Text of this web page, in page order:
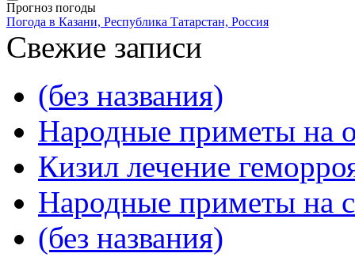
Прогноз погоды
Погода в Казани, Республика Татарстан, Россия
Свежие записи
(без названия)
Народные приметы на
Кизил лечение
Народные приметы на
(без названия)